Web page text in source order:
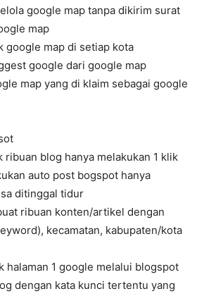
google map tanpa dikirim surat
map
google map di setiap kota
google dari google map
map yang di klaim sebagai google
ribuan blog hanya melakukan 1 klik
auto post bogspot hanya
ditinggal tidur
ribuan konten/artikel dengan
kecamatan, kabupaten/kota
halaman 1 google melalui blogspot
dengan kata kunci tertentu yang